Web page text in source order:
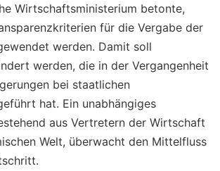
Wirtschaftsministerium betonte,
für die Vergabe der
werden. Damit soll
werden, die in der Vergangenheit
bei staatlichen
hat. Ein unabhängiges
aus Vertretern der Wirtschaft
Welt, überwacht den Mittelfluss